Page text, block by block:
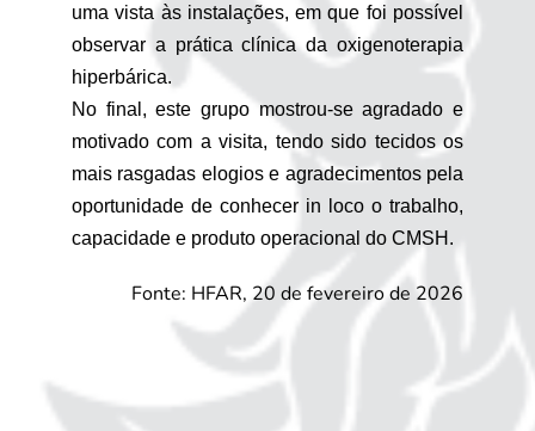
uma vista às instalações, em que foi possível
observar a prática clínica da oxigenoterapia
hiperbárica.
No final, este grupo mostrou-se agradado e
motivado com a visita, tendo sido tecidos os
mais rasgadas elogios e agradecimentos pela
oportunidade de conhecer in loco o trabalho,
capacidade e produto operacional do CMSH.
Fonte: HFAR, 20 de fevereiro de 2026